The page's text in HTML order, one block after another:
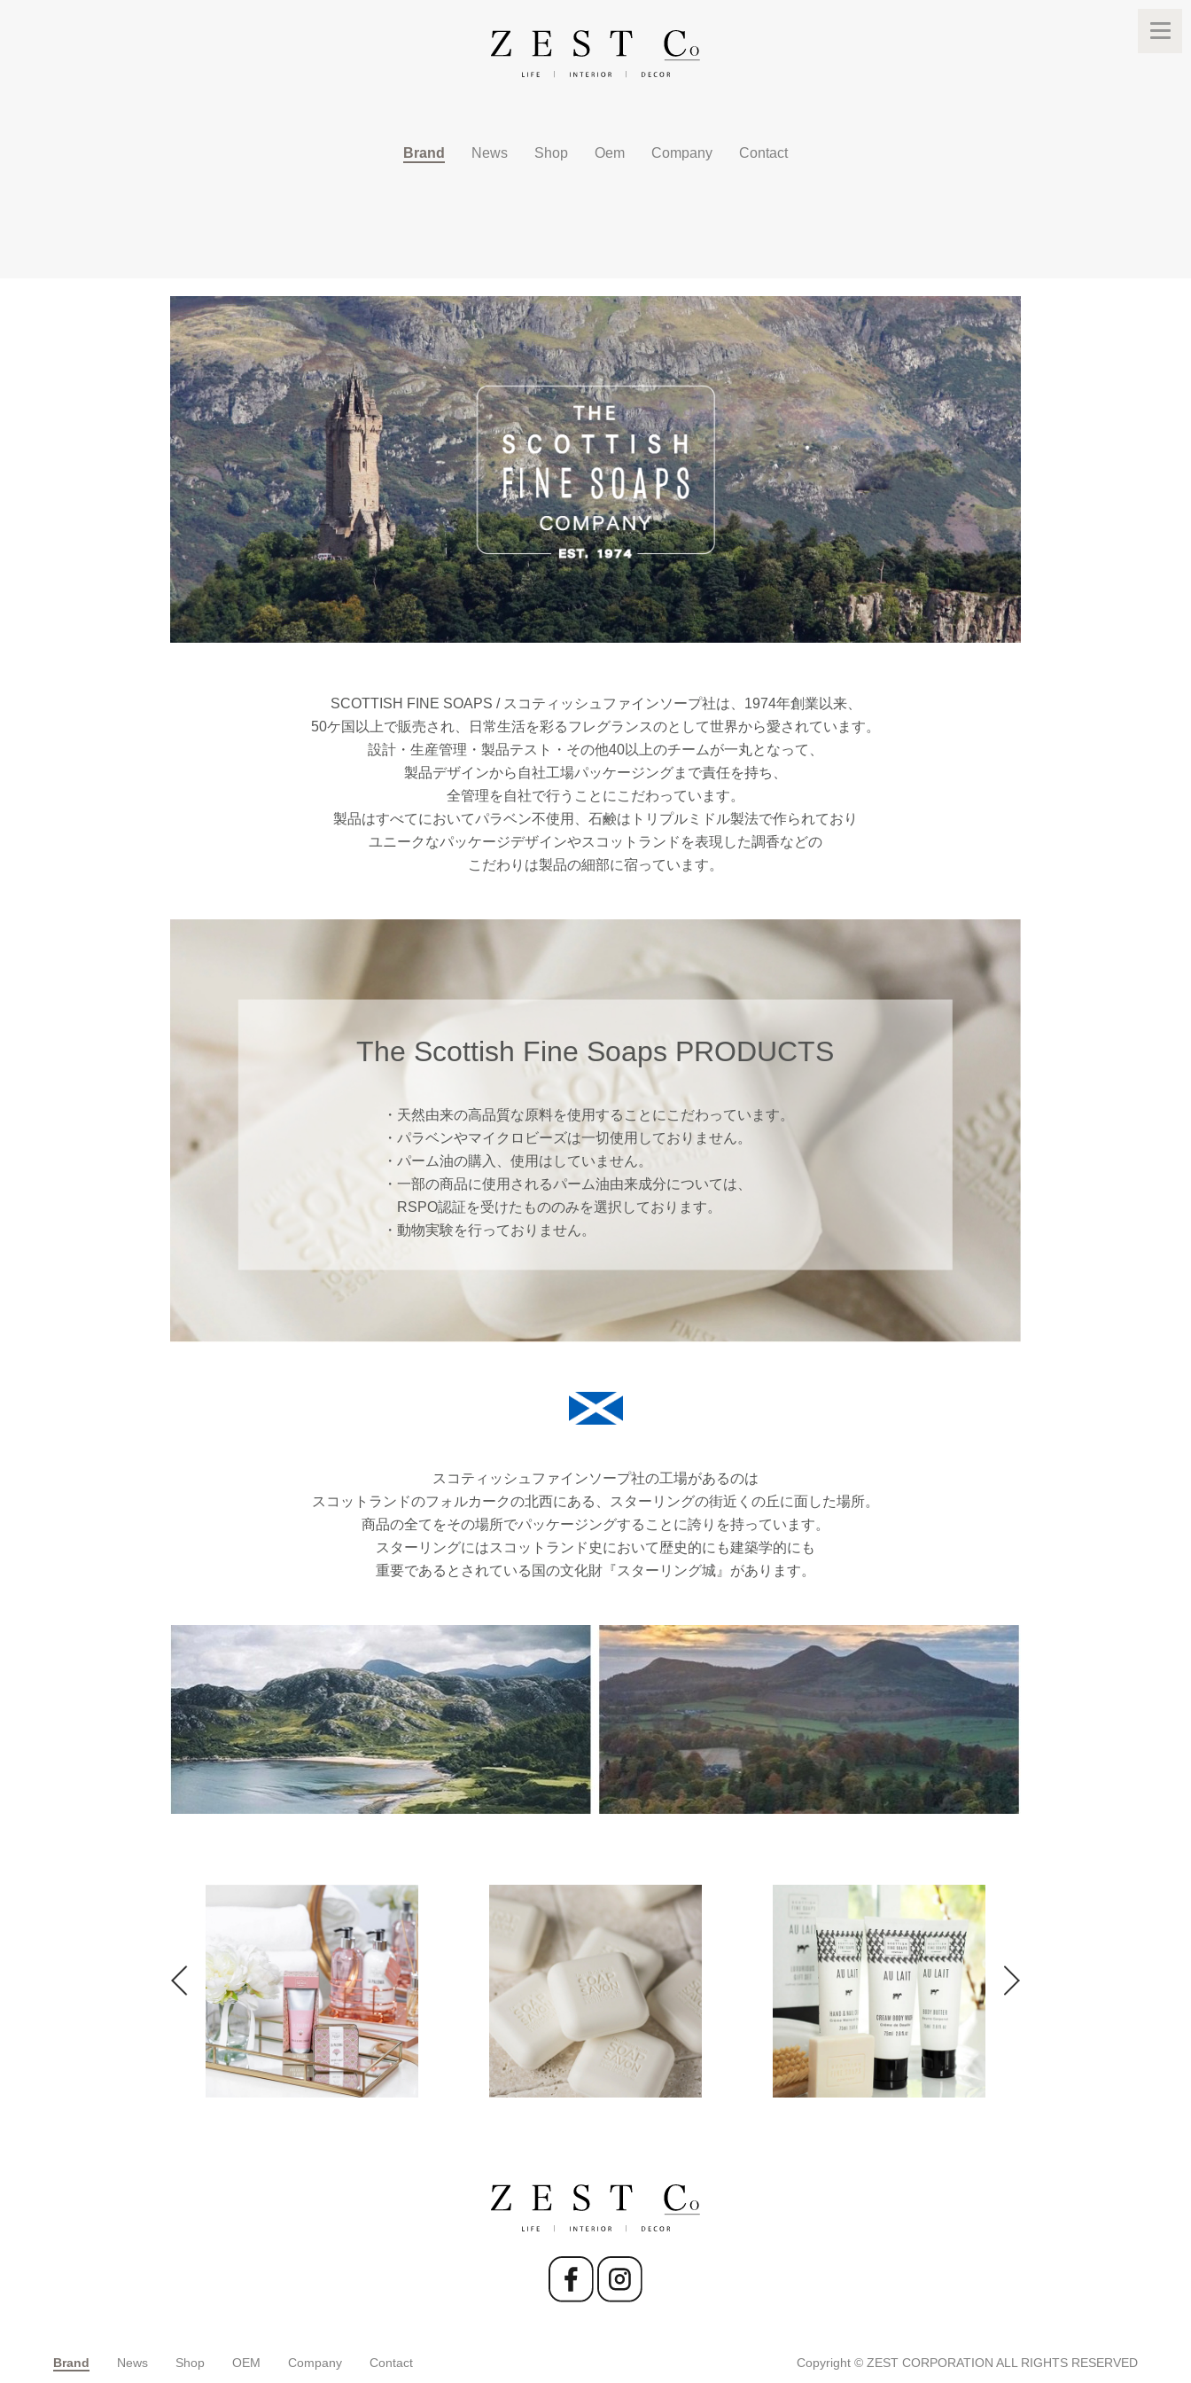
Brand
Oem
Company
Contact
Brand News Shop Oem Company Contact
SCOTTISH FINE SOAPS / スコティッシュファインソープ社は、1974年創業以来、
50ケ国以上で販売され、日常生活を彩るフレグランスのとして世界から愛されています。
設計・生産管理・製品テスト・その他40以上のチームが一丸となって、
製品デザインから自社工場パッケージングまで責任を持ち、
全管理を自社で行うことにこだわっています。
製品はすべてにおいてパラベン不使用、石鹸はトリプルミドル製法で作られており
ユニークなパッケージデザインやスコットランドを表現した調香などの
こだわりは製品の細部に宿っています。
The Scottish Fine Soaps PRODUCTS
天然由来の高品質な原料を使用することにこだわっています。
パラベンやマイクロビーズは一切使用しておりません。
パーム油の購入、使用はしていません。
一部の商品に使用されるパーム油由来成分については、
RSPO認証を受けたもののみを選択しております。
動物実験を行っておりません。
スコティッシュファインソープ社の工場があるのは
スコットランドのフォルカークの北西にある、スターリングの街近くの丘に面した場所。
商品の全てをその場所でパッケージングすることに誇りを持っています。
スターリングにはスコットランド史において歴史的にも建築学的にも
重要であるとされている国の文化財『スターリング城』があります。
Brand News Shop OEM Company Contact Copyright © ZEST CORPORATION ALL RIGHTS RESERVED